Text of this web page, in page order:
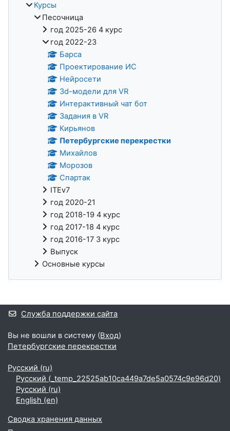
Курсы
Песочница
год 2025-26 4 курс
год 2022-23
Барса
Проектирование ИС
Нейросети
3d-модели для VR
Интерактивный чат бот
Задания в VR
Кирьянов
Петербургские перекрестки
Михайлов
Морозов
Спартак
ITEv7
год 2020-21
год 2018-19 4 курс
год 2017-18 4 курс
год 2016-17 3 курс
Выпуск
Основные курсы
Дополнительные блоки
Служба поддержки сайта
Вы не вошли в систему (Вход)
Петербургские перекрестки
Русский ‎(ru)‎
Русский ‎(_temp_22525ab10ca449a7de5a0574c9e96d20)‎
Русский ‎(ru)‎
English ‎(en)‎
Сводка хранения данных